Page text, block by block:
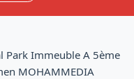
Park Immeuble A 5ème
MOHAMMEDIA